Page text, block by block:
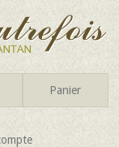
Panier